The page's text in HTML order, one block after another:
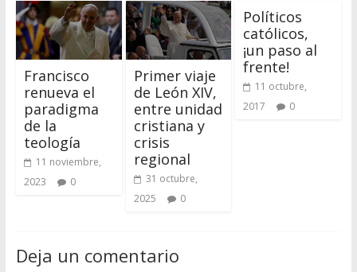
Francisco
renueva el
paradigma
de la
teología
11 noviembre,
2023
0
Primer viaje
de León XIV,
entre unidad
cristiana y
crisis
regional
31 octubre,
2025
0
Políticos
católicos,
¡un paso al
frente!
11 octubre,
2017
0
Deja un comentario